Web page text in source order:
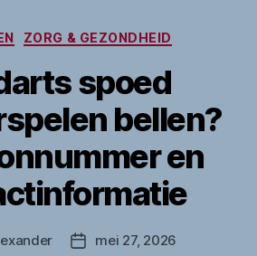
Categorieën
ZORG & GEZONDHEID
spoed
bellen?
en
Berichtdatum
mei 27, 2026